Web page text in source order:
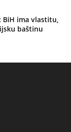
ima vlastitu,
baštinu